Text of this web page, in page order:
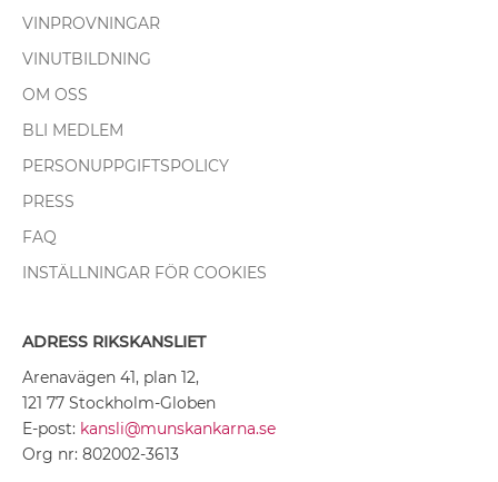
VINPROVNINGAR
VINUTBILDNING
OM OSS
BLI MEDLEM
PERSONUPPGIFTSPOLICY
PRESS
FAQ
INSTÄLLNINGAR FÖR COOKIES
ADRESS RIKSKANSLIET
Arenavägen 41, plan 12,
121 77 Stockholm-Globen
E-post: kansli@munskankarna.se
Org nr: 802002-3613